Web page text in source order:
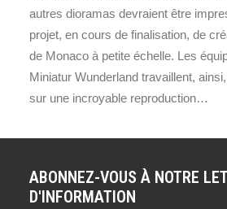
autres dioramas devraient être
projet, en cours de finalisation, de
de Monaco à petite échelle. Les
Miniatur Wunderland travaillent,
sur une incroyable reproduction…
ABONNEZ-VOUS À NOTRE
D'INFORMATION